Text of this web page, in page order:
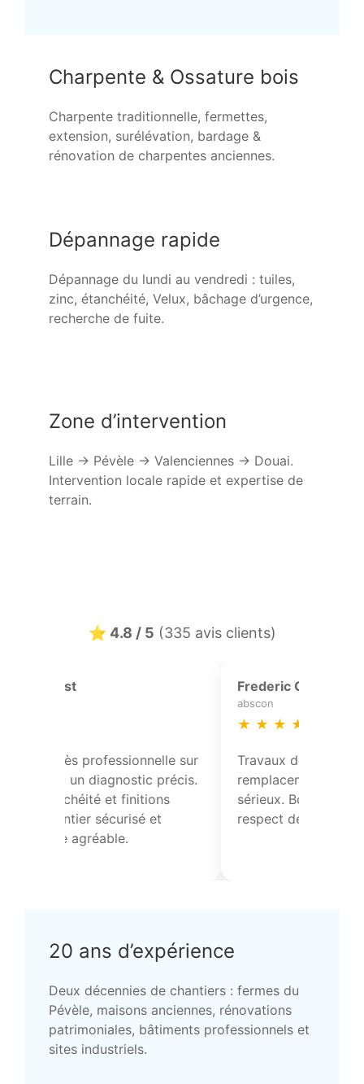
Charpente & Ossature bois
Charpente traditionnelle, fermettes,
extension, surélévation, bardage &
rénovation de charpentes anciennes.
Dépannage rapide
Dépannage du lundi au vendredi : tuiles,
zinc, étanchéité, Velux, bâchage d’urgence,
recherche de fuite.
Zone d’intervention
Lille → Pévèle → Valenciennes → Douai.
Intervention locale rapide et expertise de
terrain.
⭐ 4.8 / 5 (335 avis clients)
Entreprise fiable, bonnes
explications sur les solutions
techniques. Résultat durable et
finitions impeccables.
20 ans d’expérience
Deux décennies de chantiers : fermes du
Pévèle, maisons anciennes, rénovations
patrimoniales, bâtiments professionnels et
sites industriels.